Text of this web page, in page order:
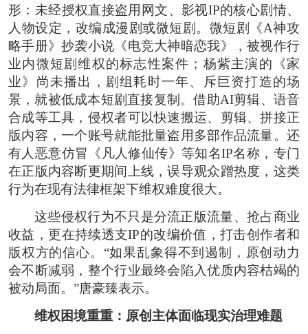
形：未经授权直接盗用网文、影视IP的核心剧情、
人物设定，改编成漫剧或微短剧。微短剧《A神攻
略手册》抄袭小说《电竞大神暗恋我》，被视作行
业内微短剧维权的标志性案件；杨紫主演的《家
业》尚未播出，剧组耗时一年、斥巨资打造的场
景，就被低成本短剧直接复制。借助AI剪辑、语音
合成等工具，侵权者可以快速搬运、剪辑、拼接正
版内容，一个账号就能批量盗用多部作品流量。还
有人恶意仿冒《凡人修仙传》等知名IP名称，专门
在正版内容断更期间上线，误导观众蹭热度，这类
行为在现有法律框架下维权难度很大。
这些侵权行为不只是分流正版流量、抢占商业
收益，更在持续透支IP的改编价值，打击创作者和
版权方的信心。“如果乱象得不到遏制，原创动力
会不断减弱，整个行业最终会陷入优质内容枯竭的
被动局面。”唐豪臻表示。
维权困境重重：原创主体面临现实治理难题